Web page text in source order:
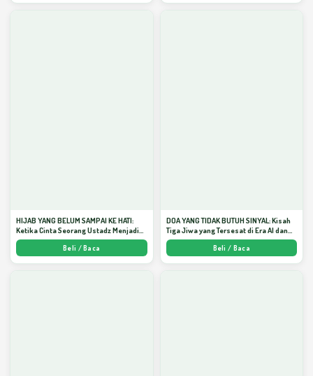
HIJAB YANG BELUM SAMPAI KE HATI:
Ketika Cinta Seorang Ustadz Menjadi
Cermin yang Paling Kejam - Arda
Beli / Baca
DOA YANG TIDAK BUTUH SINYAL: Kisah
Tiga Jiwa yang Tersesat di Era AI dan
Menemukan Jalan Pulang di Bulan
Ramadhan" - Arda Dinata
Beli / Baca